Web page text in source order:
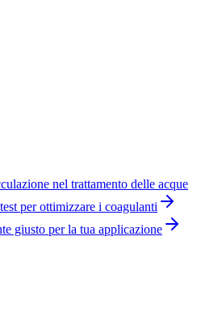
nel trattamento delle acque
per ottimizzare i coagulanti
giusto per la tua applicazione